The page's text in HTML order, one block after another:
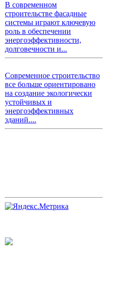
В современном
строительстве фасадные
системы играют ключевую
роль в обеспечении
энергоэффективности,
долговечности и...
Современное строительство
все больше ориентировано
на создание экологически
устойчивых и
энергоэффективных
зданий....